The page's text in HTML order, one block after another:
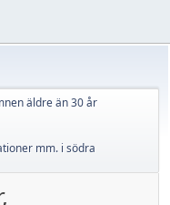
äldre än 30 år
mm. i södra